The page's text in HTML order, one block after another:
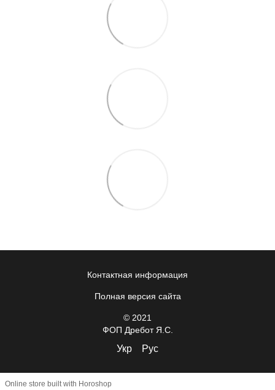
Контактная информация
Полная версия сайта
© 2021
ФОП Дребот Я.С.
Укр Рус
Online store built with Horoshop